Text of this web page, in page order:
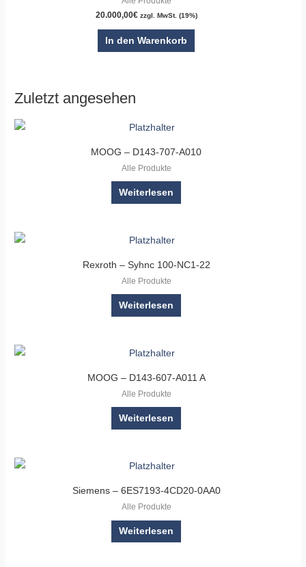
20.000,00€ zzgl. MwSt. (19%)
In den Warenkorb
Zuletzt angesehen
MOOG – D143-707-A010
Alle Produkte
Weiterlesen
Rexroth – Syhnc 100-NC1-22
Alle Produkte
Weiterlesen
MOOG – D143-607-A011 A
Alle Produkte
Weiterlesen
Siemens – 6ES7193-4CD20-0AA0
Alle Produkte
Weiterlesen